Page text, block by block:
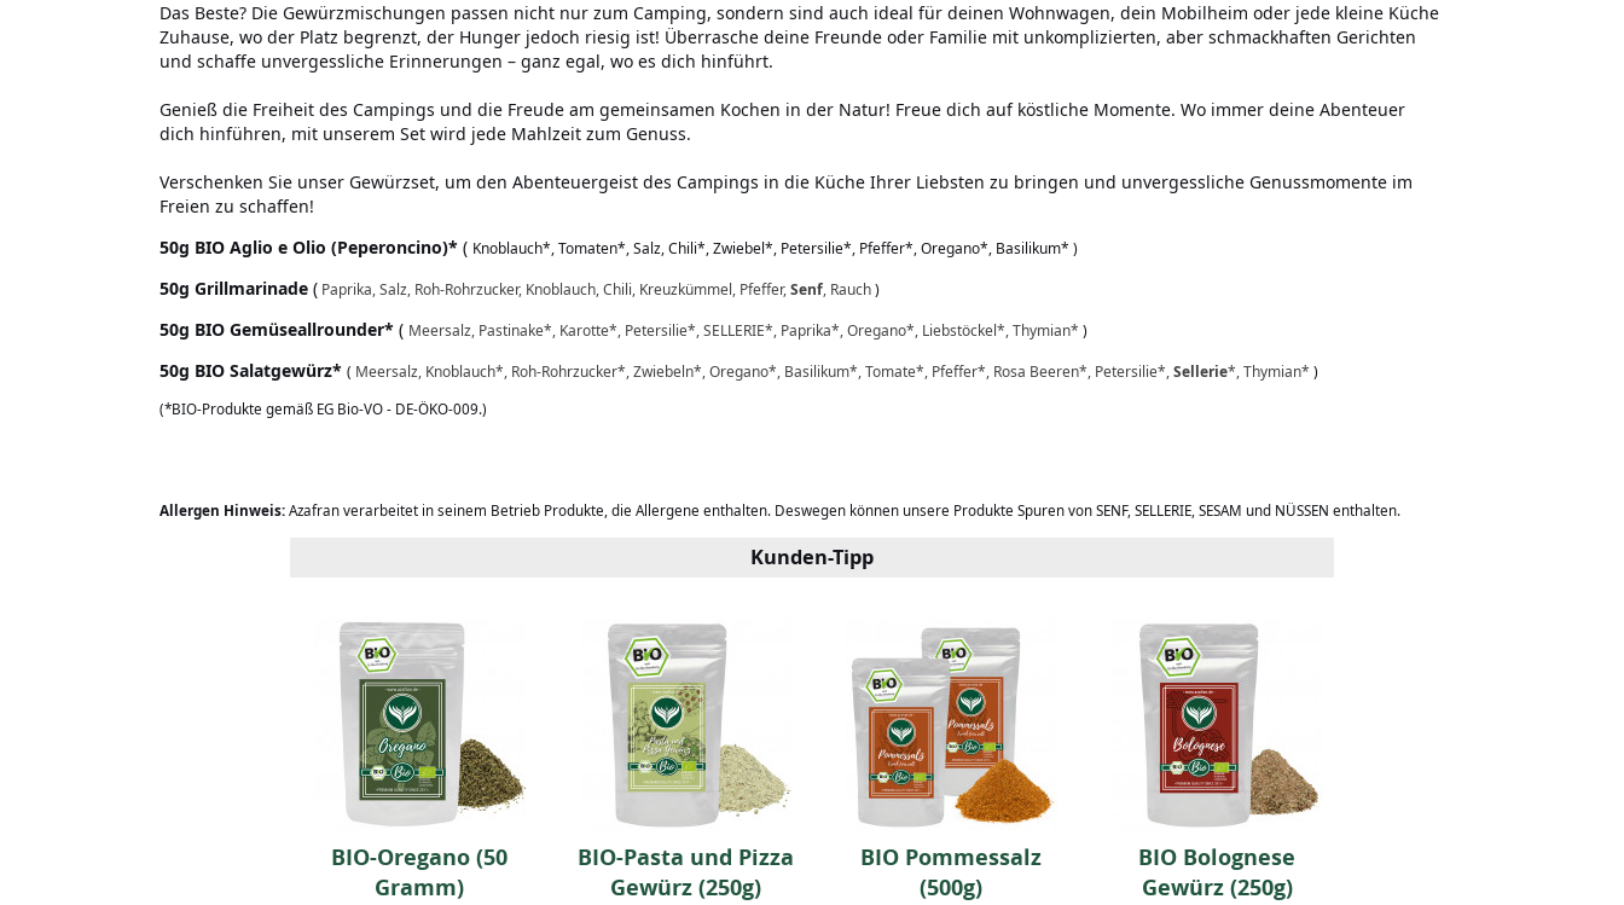
Das Beste? Die Gewürzmischungen passen nicht nur zum Camping, sondern sind auch ideal für deinen Wohnwagen, dein Mobilheim oder jede kleine Küche
Zuhause, wo der Platz begrenzt, der Hunger jedoch riesig ist! Überrasche deine Freunde oder Familie mit unkomplizierten, aber schmackhaften Gerichten
und schaffe unvergessliche Erinnerungen – ganz egal, wo es dich hinführt.
Genieß die Freiheit des Campings und die Freude am gemeinsamen Kochen in der Natur! Freue dich auf köstliche Momente. Wo immer deine Abenteuer
dich hinführen, mit unserem Set wird jede Mahlzeit zum Genuss.
Verschenken Sie unser Gewürzset, um den Abenteuergeist des Campings in die Küche Ihrer Liebsten zu bringen und unvergessliche Genussmomente im
Freien zu schaffen!
50g BIO Aglio e Olio (Peperoncino)* ( Knoblauch*, Tomaten*, Salz, Chili*, Zwiebel*, Petersilie*, Pfeffer*, Oregano*, Basilikum* )
50g Grillmarinade ( Paprika, Salz, Roh-Rohrzucker, Knoblauch, Chili, Kreuzkümmel, Pfeffer,Senf, Rauch)
50g BIO Gemüseallrounder* ( Meersalz, Pastinake*, Karotte*, Petersilie*, SELLERIE*, Paprika*, Oregano*, Liebstöckel*, Thymian* )
50g BIO Salatgewürz* ( Meersalz, Knoblauch*, Roh-Rohrzucker*, Zwiebeln*, Oregano*, Basilikum*, Tomate*, Pfeffer*, Rosa Beeren*, Petersilie*,Sellerie*, Thymian* )
(*BIO-Produkte gemäß EG Bio-VO - DE-ÖKO-009.)
Allergen Hinweis: Azafran verarbeitet in seinem Betrieb Produkte, die Allergene enthalten. Deswegen können unsere Produkte Spuren von SENF, SELLERIE, SESAM und NÜSSEN enthalten.
Kunden-Tipp
BIO-Oregano (50
Gramm)
BIO-Pasta und Pizza
Gewürz (250g)
BIO Pommessalz
(500g)
BIO Bolognese
Gewürz (250g)